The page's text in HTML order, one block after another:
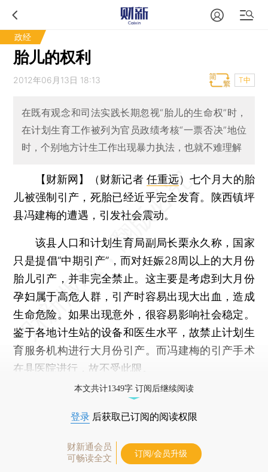
政经
胎儿的权利
2012年06月13日 18:13 T中
在既有观念和司法实践长期忽视“胎儿的生命权”时，
在计划生育工作被列为官员政绩考核“一票否决”地位
时，个别地方计生工作出现暴力执法，也就不难理解
【财新网】（财新记者 任重远）七个月大的胎
儿被强制引产，死胎已经近乎完全发育。陕西镇坪
县冯建梅的遭遇，引发社会震动。
该县人口和计划生育局副局长栗永久称，国家
只是提倡“中期引产”，而对妊娠28周以上的大月份
胎儿引产，并非完全禁止。这主要是考虑到大月份
孕妇属于高危人群，引产时容易出现大出血，造成
生命危险。如果出现意外，很容易影响社会稳定。
鉴于各地计生站的设备和医生水平，故禁止计划生
育服务机构进行大月份引产。而冯建梅的引产手术
在县医院进行，故不受此限。
本文共计1349字 订阅后继续阅读
登录 后获取已订阅的阅读权限
财新通会员
可畅读全文
订阅/会员升级